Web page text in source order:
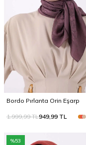
Bordo Pırlanta Orin Eşarp
1.999,99TL949,99 TL
%53